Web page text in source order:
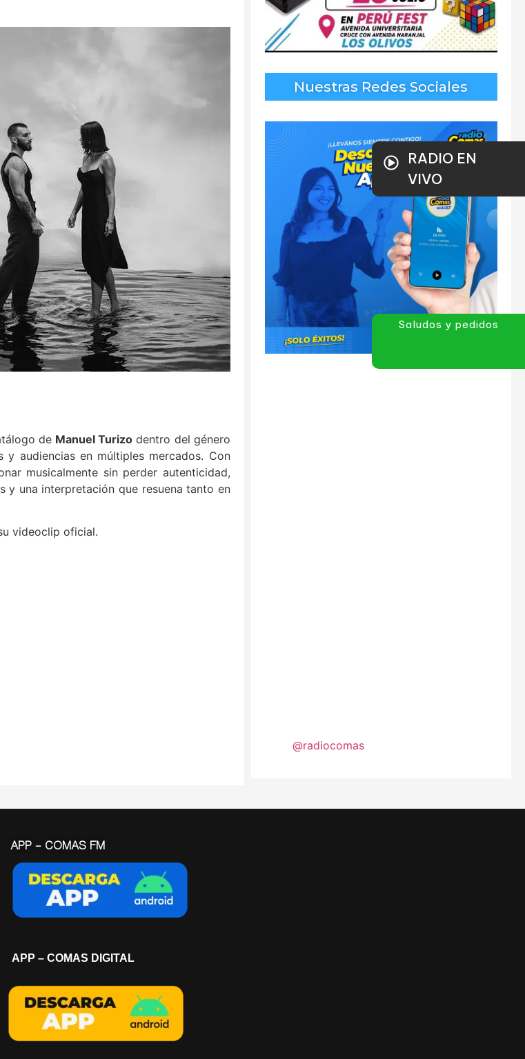
de Manuel Turizo dentro del género
audiencias en múltiples mercados. Con
musicalmente sin perder autenticidad,
y una interpretación que resuena tanto en
videoclip oficial.
Nuestras Redes Sociales
@radiocomas
APP – COMAS FM
APP – COMAS DIGITAL
RADIO EN
VIVO
Saludos y pedidos